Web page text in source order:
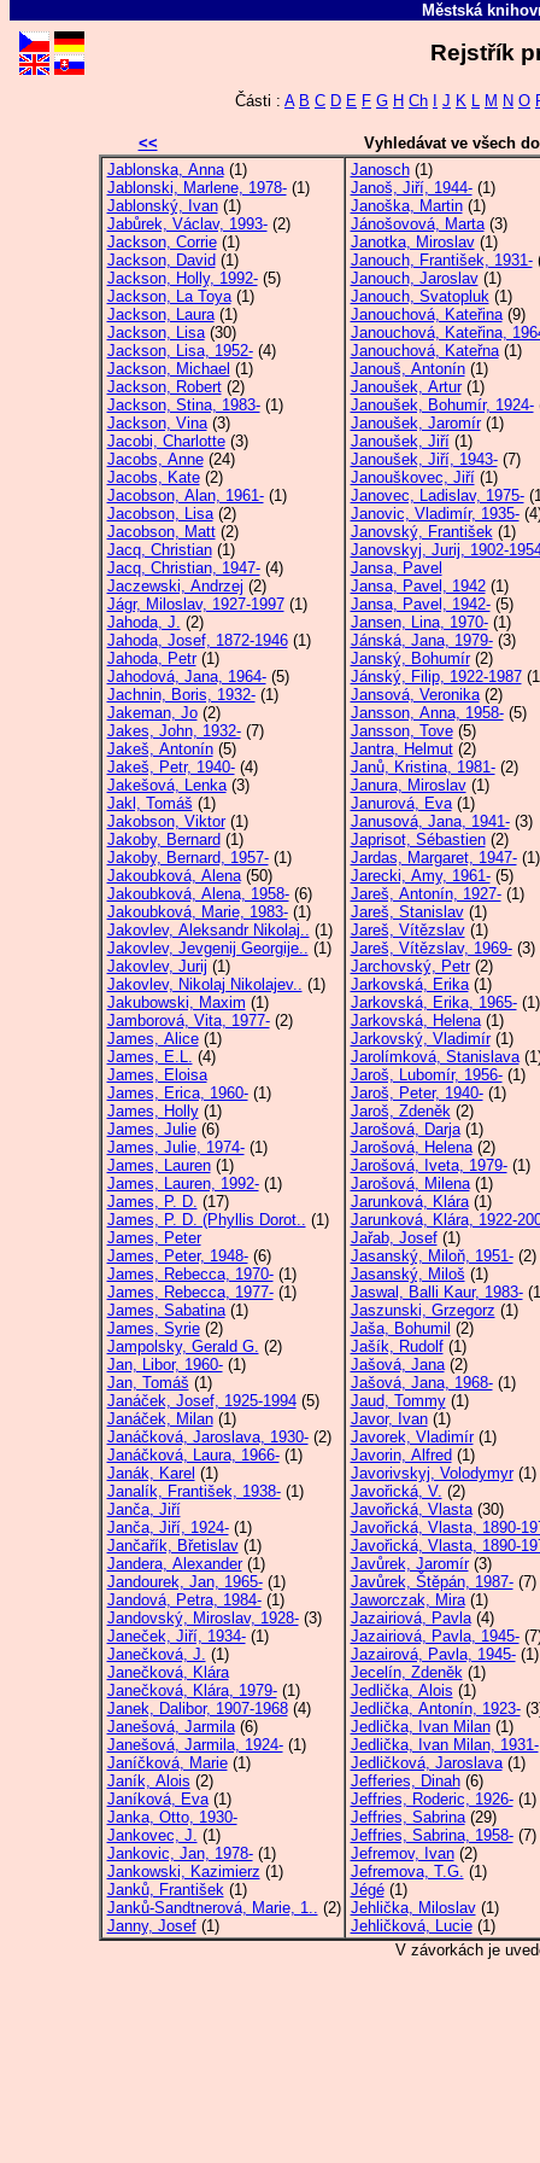
Městská
Rejstřík
Části : A B C D E F G H Ch J K L M N O
<<
Vyhledávat ve všech
Jablonska, Anna(1)
Jablonski, Marlene, 1978-(1)
Jablonský, Ivan(1)
Jabůrek, Václav, 1993-(2)
Jackson, Corrie(1)
Jackson, David (1)
Jackson, Holly, 1992-(5)
Jackson, La Toya(1)
Jackson, Laura(1)
Jackson, Lisa(30)
Jackson, Lisa, 1952-(4)
Jackson, Michael (1)
Jackson, Robert(2)
Jackson, Stina, 1983-(1)
Jackson, Vina(3)
Jacobi, Charlotte(3)
Jacobs, Anne(24)
Jacobs, Kate(2)
Jacobson, Alan, 1961-(1)
Jacobson, Lisa(2)
Jacobson, Matt(2)
Jacq, Christian(1)
Jacq, Christian, 1947-(4)
Jaczewski, Andrzej (2)
Jágr, Miloslav, 1927-1997(1)
Jahoda, J. (2)
Jahoda, Josef, 1872-1946(1)
Jahoda, Petr(1)
Jahodová, Jana, 1964-(5)
Jachnin, Boris, 1932-(1)
Jakeman, Jo(2)
Jakes, John, 1932-(7)
Jakeš, Antonín(5)
Jakeš, Petr, 1940-(4)
Jakešová, Lenka(3)
Jakl, Tomáš (1)
Jakobson, Viktor(1)
Jakoby, Bernard (1)
Jakoby, Bernard, 1957-(1)
Jakoubková, Alena(50)
Jakoubková, Alena, 1958-(6)
Jakoubková, Marie, 1983-(1)
Jakovlev, Aleksandr Nikolaj.. (1)
Jakovlev, Jevgenij Georgije.. (1)
Jakovlev, Jurij (1)
Jakovlev, Nikolaj Nikolajev.. (1)
Jakubowski, Maxim (1)
Jamborová, Vita, 1977-(2)
James, Alice(1)
James, E.L. (4)
James, Eloisa
James, Erica, 1960-(1)
James, Holly(1)
James, Julie(6)
James, Julie, 1974-(1)
James, Lauren(1)
James, Lauren, 1992-(1)
James, P. D. (17)
James, P. D. (Phyllis Dorot.. (1)
James, Peter
James, Peter, 1948-(6)
James, Rebecca, 1970-(1)
James, Rebecca, 1977-(1)
James, Sabatina(1)
James, Syrie(2)
Jampolsky, Gerald G. (2)
Jan, Libor, 1960-(1)
Jan, Tomáš (1)
Janáček, Josef, 1925-1994(5)
Janáček, Milan(1)
Janáčková, Jaroslava, 1930-(2)
Janáčková, Laura, 1966-(1)
Janák, Karel (1)
Janalík, František, 1938-(1)
Janča, Jiří
Janča, Jiří, 1924-(1)
Jančařík, Břetislav(1)
Jandera, Alexander(1)
Jandourek, Jan, 1965-(1)
Jandová, Petra, 1984-(1)
Jandovský, Miroslav, 1928-(3)
Janeček, Jiří, 1934-(1)
Janečková, J. (1)
Janečková, Klára
Janečková, Klára, 1979-(1)
Janek, Dalibor, 1907-1968(4)
Janešová, Jarmila(6)
Janešová, Jarmila, 1924-(1)
Janíčková, Marie(1)
Janík, Alois (2)
Janíková, Eva(1)
Janka, Otto, 1930-
Jankovec, J. (1)
Jankovic, Jan, 1978-(1)
Jankowski, Kazimierz (1)
Janků, František(1)
Janků-Sandtnerová, Marie, 1.. (2)
Janny, Josef(1)
Janosch(1)
Janoš, Jiří, 1944-(1)
Janoška, Martin(1)
Jánošovová, Marta(3)
Janotka, Miroslav(1)
Janouch, František, 1931-
Janouch, Jaroslav(1)
Janouch, Svatopluk(1)
Janouchová, Kateřina(9)
Janouchová, Kateřina,
Janouchová, Kateřna(1)
Janouš, Antonín(1)
Janoušek, Artur(1)
Janoušek, Bohumír, 1924-
Janoušek, Jaromír(1)
Janoušek, Jiří(1)
Janoušek, Jiří, 1943-(7)
Janouškovec, Jiří(1)
Janovec, Ladislav, 1975-
Janovic, Vladimír, 1935-
Janovský, František(1)
Janovskyj, Jurij, 1902-
Jansa, Pavel
Jansa, Pavel, 1942(1)
Jansa, Pavel, 1942-(5)
Jansen, Lina, 1970-(1)
Jánská, Jana, 1979-(3)
Janský, Bohumír(2)
Jánský, Filip, 1922-1987
Jansová, Veronika(2)
Jansson, Anna, 1958-(5)
Jansson, Tove(5)
Jantra, Helmut(2)
Janů, Kristina, 1981-(2)
Janura, Miroslav(1)
Janurová, Eva(1)
Janusová, Jana, 1941-(3)
Japrisot, Sébastien(2)
Jardas, Margaret, 1947-(1)
Jarecki, Amy, 1961-(5)
Jareš, Antonín, 1927-(1)
Jareš, Stanislav(1)
Jareš, Vítězslav(1)
Jareš, Vítězslav, 1969-(3)
Jarchovský, Petr(2)
Jarkovská, Erika(1)
Jarkovská, Erika, 1965-(1)
Jarkovská, Helena(1)
Jarkovský, Vladimír(1)
Jarolímková, Stanislava
Jaroš, Lubomír, 1956-(1)
Jaroš, Peter, 1940-(1)
Jaroš, Zdeněk(2)
Jarošová, Darja(1)
Jarošová, Helena(2)
Jarošová, Iveta, 1979-(1)
Jarošová, Milena(1)
Jarunková, Klára(1)
Jarunková, Klára, 1922-
Jařab, Josef(1)
Jasanský, Miloň, 1951-(2)
Jasanský, Miloš (1)
Jaswal, Balli Kaur, 1983-
Jaszunski, Grzegorz (1)
Jaša, Bohumil (2)
Jašík, Rudolf(1)
Jašová, Jana(2)
Jašová, Jana, 1968-(1)
Jaud, Tommy(1)
Javor, Ivan(1)
Javorek, Vladimír(1)
Javorin, Alfred (1)
Javorivskyj, Volodymyr(1)
Javořická, V. (2)
Javořická, Vlasta(30)
Javořická, Vlasta, 1890-
Javořická, Vlasta, 1890-
Javůrek, Jaromír(3)
Javůrek, Štěpán, 1987-(7)
Jaworczak, Mira(1)
Jazairiová, Pavla(4)
Jazairiová, Pavla, 1945-
Jazairová, Pavla, 1945-(1)
Jecelín, Zdeněk(1)
Jedlička, Alois (1)
Jedlička, Antonín, 1923-
Jedlička, Ivan Milan(1)
Jedlička, Ivan Milan, 1931-
Jedličková, Jaroslava(1)
Jefferies, Dinah(6)
Jeffries, Roderic, 1926-(1)
Jeffries, Sabrina(29)
Jeffries, Sabrina, 1958-(7)
Jefremov, Ivan(2)
Jefremova, T.G. (1)
Jégé(1)
Jehlička, Miloslav(1)
Jehličková, Lucie(1)
V závorkách je